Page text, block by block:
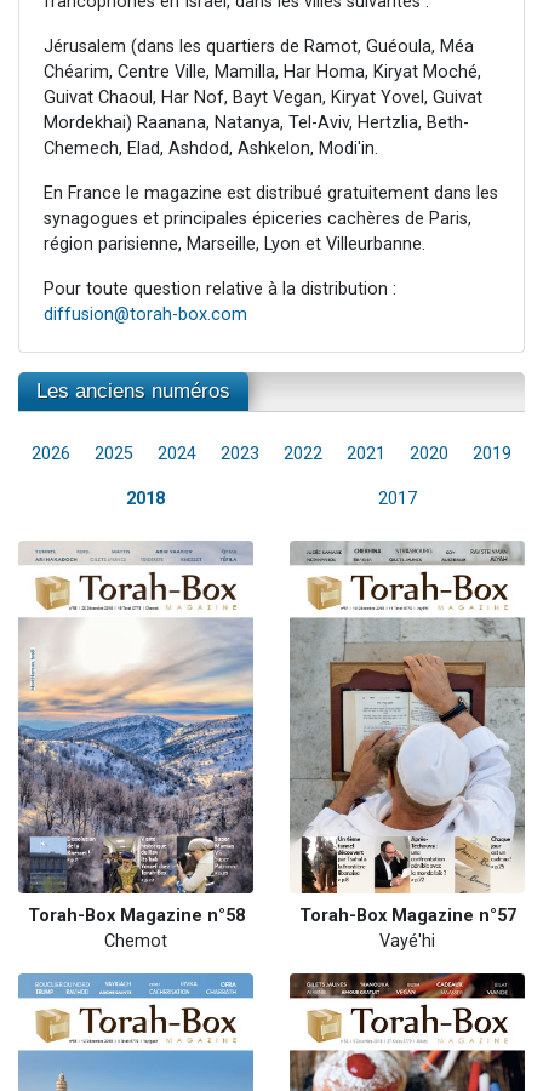
Jérusalem (dans les quartiers de Ramot, Guéoula, Méa
Chéarim, Centre Ville, Mamilla, Har Homa, Kiryat Moché,
Guivat Chaoul, Har Nof, Bayt Vegan, Kiryat Yovel, Guivat
Mordekhai) Raanana, Natanya, Tel-Aviv, Hertzlia, Beth-
Chemech, Elad, Ashdod, Ashkelon, Modi'in.
En France le magazine est distribué gratuitement dans les
synagogues et principales épiceries cachères de Paris,
région parisienne, Marseille, Lyon et Villeurbanne.
Pour toute question relative à la distribution :
diffusion@torah-box.com
Les anciens numéros
2026 2025 2024 2023 2022 2021 2020 2019
2018 2017
Torah-Box Magazine n°58
Chemot
Torah-Box Magazine n°57
Vayé'hi